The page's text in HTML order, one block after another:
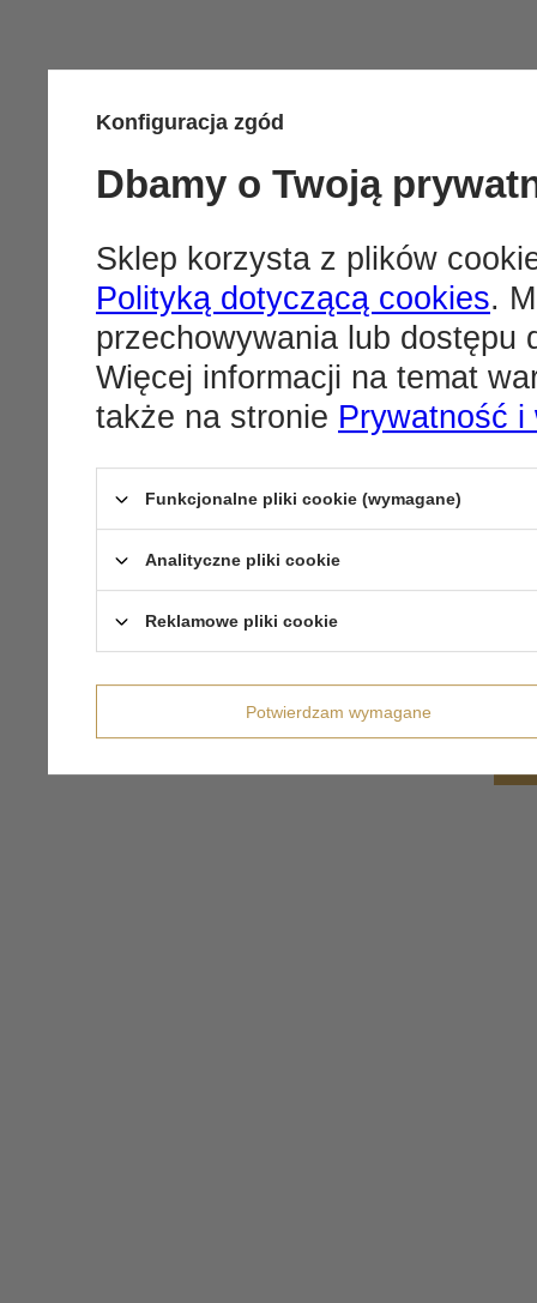
Konfiguracja zgód
Dbamy o Twoją
Sklep korzysta z plików
Polityką dotyczącą cookies.
przechowywania lub dostępu
Więcej informacji na temat
także na stronie Prywatność i
Funkcjonalne pliki cookie (wymagane)
Analityczne pliki cookie
Reklamowe pliki cookie
Potwierdzam wymagane